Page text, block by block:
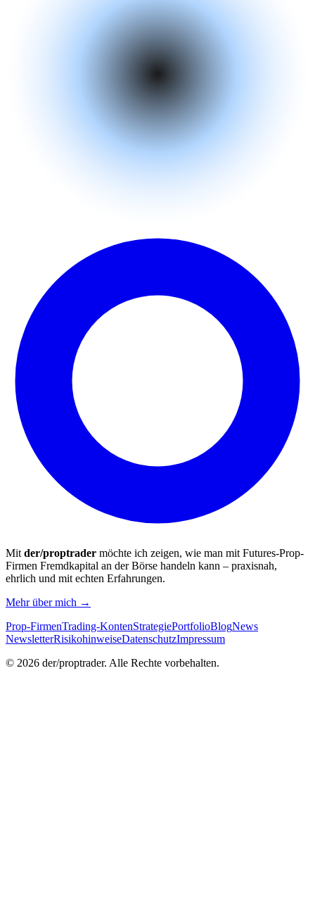
Mit der/proptrader möchte ich zeigen, wie man mit Futures-Prop-
Firmen Fremdkapital an der Börse handeln kann – praxisnah,
ehrlich und mit echten Erfahrungen.
Mehr über mich →
Prop-FirmenTrading-KontenStrategiePortfolioBlogNews
NewsletterRisikohinweiseDatenschutzImpressum
© 2026 der/proptrader. Alle Rechte vorbehalten.